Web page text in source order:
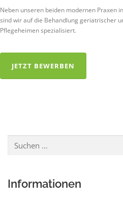
Neben unseren beiden modernen Praxen
sind wir auf die Behandlung geriatrischer
Pflegeheimen spezialisiert.
JETZT BEWERBEN
nach:
Informationen